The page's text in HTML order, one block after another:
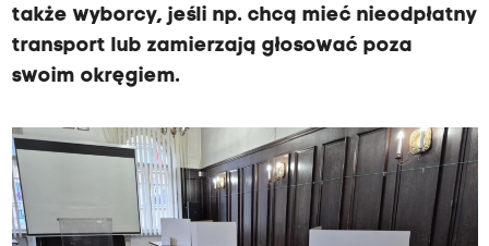
także wyborcy, jeśli np. chcą mieć nieodpłatny
transport lub zamierzają głosować poza
swoim okręgiem.